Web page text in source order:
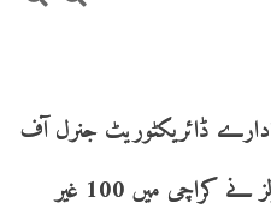
ڈائریکٹوریٹ جنرل آف
بیسک ایجوکیشن کمیونٹی اسکولز نے کراچی میں 100 غیر